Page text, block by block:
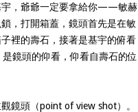
宇，爺爺一定要拿給你——敏赫
，打開箱蓋，鏡頭首先是在敏
裡的壽石，接著是基宇的俯看
鏡頭的仰看，仰看自壽石的位
鏡頭（point of view shot）。